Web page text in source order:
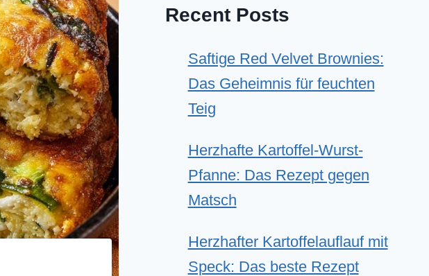
Recent Posts
Saftige Red Velvet Brownies:
Das Geheimnis für feuchten
Teig
Herzhafte Kartoffel-Wurst-
Pfanne: Das Rezept gegen
Matsch
Herzhafter Kartoffelauflauf mit
Speck: Das beste Rezept